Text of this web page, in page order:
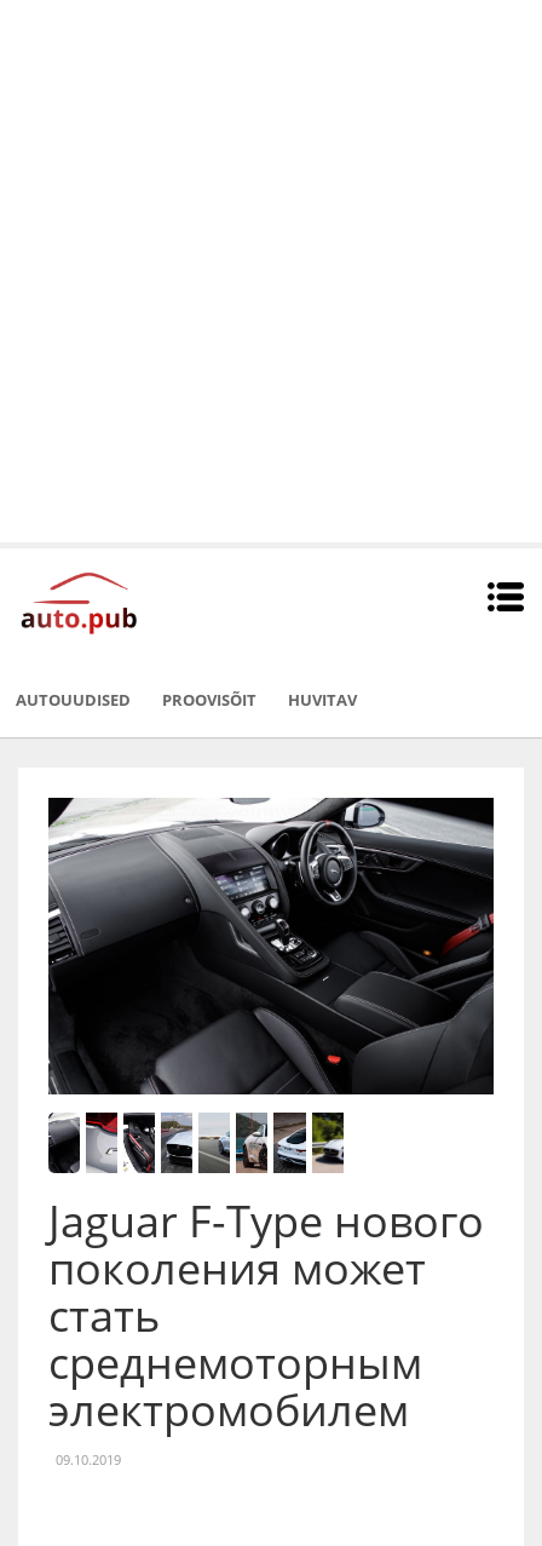
AUTOUUDISED PROOVISÕIT HUVITAV
Jaguar F-Type нового
поколения может
стать
среднемоторным
электромобилем
09.10.2019